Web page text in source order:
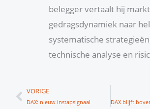
belegger vertaalt hij
gedragsdynamiek naar
systematische
technische analyse en
Vorige
VORIGE
DAX: nieuw instapsignaal